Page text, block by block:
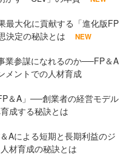
最大化に貢献する「進化版FP
決定の秘訣とは
NEW
業参謀になれるのか──FP＆A
メントでの人材育成
＆A」──創業者の経営モデル
成する秘訣とは
Aによる短期と長期利益のジ
材育成の秘訣とは